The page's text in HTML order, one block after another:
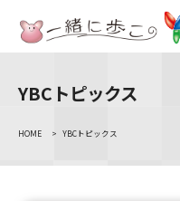
テレビ
YBCトピックス
HOME > YBCトピックス